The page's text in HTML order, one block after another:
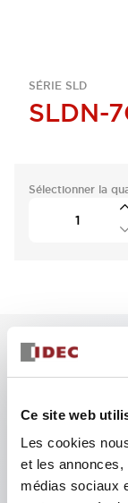
Ce site web
Les cookies
et les
médias sociaux
SÉRIE SLD
SLDN-
Sélectionner la
Dans le type
permettant le
couleurs est